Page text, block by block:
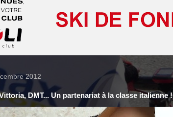
2012
DMT... Un partenariat à la classe italienne !